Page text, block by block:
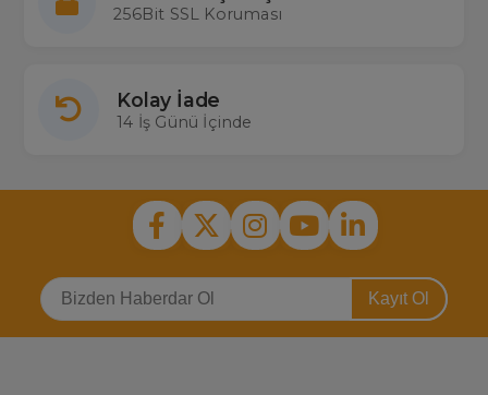
256Bit SSL Koruması
Kolay İade
14 İş Günü İçinde
Kayıt Ol